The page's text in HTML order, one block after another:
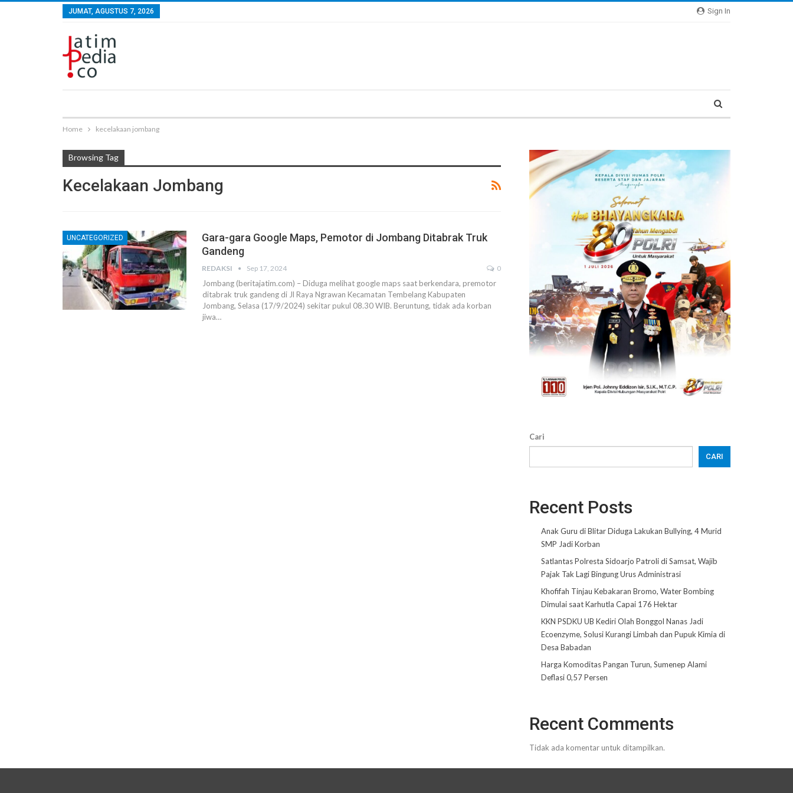
Sign In
JUMAT, AGUSTUS 7, 2026
Home kecelakaan jombang
Browsing Tag
Kecelakaan Jombang
UNCATEGORIZED
Gara-gara Google Maps, Pemotor di Jombang Ditabrak Truk
Gandeng
REDAKSI Sep 17, 2024 0
Jombang (beritajatim.com) – Diduga melihat google maps saat berkendara, premotor
ditabrak truk gandeng di Jl Raya Ngrawan Kecamatan Tembelang Kabupaten
Jombang, Selasa (17/9/2024) sekitar pukul 08.30 WIB. Beruntung, tidak ada korban
jiwa…
Cari
CARI
Recent Posts
Anak Guru di Blitar Diduga Lakukan Bullying, 4 Murid
SMP Jadi Korban
Satlantas Polresta Sidoarjo Patroli di Samsat, Wajib
Pajak Tak Lagi Bingung Urus Administrasi
Khofifah Tinjau Kebakaran Bromo, Water Bombing
Dimulai saat Karhutla Capai 176 Hektar
KKN PSDKU UB Kediri Olah Bonggol Nanas Jadi
Ecoenzyme, Solusi Kurangi Limbah dan Pupuk Kimia di
Desa Babadan
Harga Komoditas Pangan Turun, Sumenep Alami
Deflasi 0,57 Persen
Recent Comments
Tidak ada komentar untuk ditampilkan.